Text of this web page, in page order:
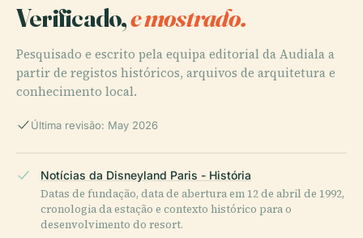
Verificado,e mostrado.
Pesquisado e escrito pela equipa editorial da Audiala a
partir de registos históricos, arquivos de arquitetura e
conhecimento local.
Última revisão: May 2026
Notícias da Disneyland Paris - História
Datas de fundação, data de abertura em 12 de abril de 1992,
cronologia da estação e contexto histórico para o
desenvolvimento do resort.